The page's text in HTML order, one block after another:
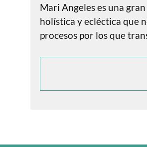
Mari Angeles es una
holística y ecléctica que
procesos por los que